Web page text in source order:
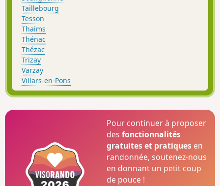
Taillebourg
Tesson
Thaims
Thénac
Thézac
Trizay
Varzay
Villars-en-Pons
Pour continuer à proposer
desfonctionnalités
gratuites et pratiques en
randonnée, soutenez-nous
en donnant un petit coup
de pouce !